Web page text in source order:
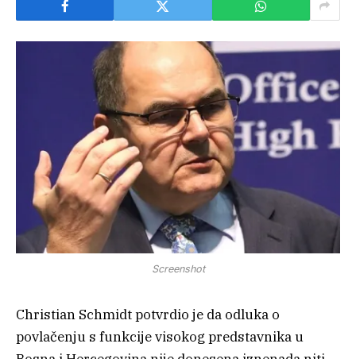
Screenshot
Christian Schmidt potvrdio je da odluka o
povlačenju s funkcije visokog predstavnika u